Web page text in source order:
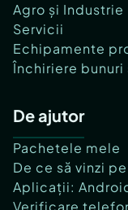
Agro și Industrie
Servicii
Echipamente
Închiriere bunuri
De ajutor
Pachetele mele
De ce să vinzi
Aplicații:
Verificare